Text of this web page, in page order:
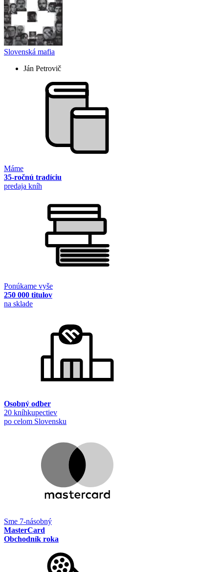
Slovenská mafia
Ján Petrovič
Máme
35-ročnú tradíciu
predaja kníh
Ponúkame vyše
250 000 titulov
na sklade
Osobný odber
20 kníhkupectiev
po celom Slovensku
Sme 7-násobný
MasterCard
Obchodník roka